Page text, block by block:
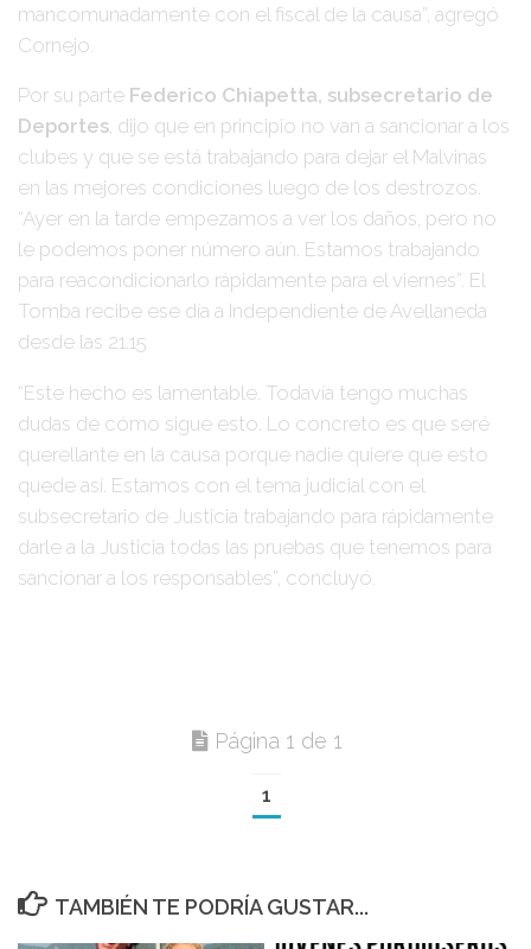
mancomunadamente con el fiscal de la causa”, agregó
Cornejo.
Por su parte Federico Chiapetta, subsecretario de
Deportes, dijo que en principio no van a sancionar a los
clubes y que se está trabajando para dejar el Malvinas
en las mejores condiciones luego de los destrozos.
“Ayer en la tarde empezamos a ver los daños, pero no
le podemos poner número aún. Estamos trabajando
para reacondicionarlo rápidamente para el viernes”. El
Tomba recibe ese día a Independiente de Avellaneda
desde las 21.15
“Este hecho es lamentable. Todavía tengo muchas
dudas de cómo sigue esto. Lo concreto es que seré
querellante en la causa porque nadie quiere que esto
quede así. Estamos con el tema judicial con el
subsecretario de Justicia trabajando para rápidamente
darle a la Justicia todas las pruebas que tenemos para
sancionar a los responsables”, concluyó.
Página 1 de 1
1
TAMBIÉN TE PODRÍA GUSTAR...